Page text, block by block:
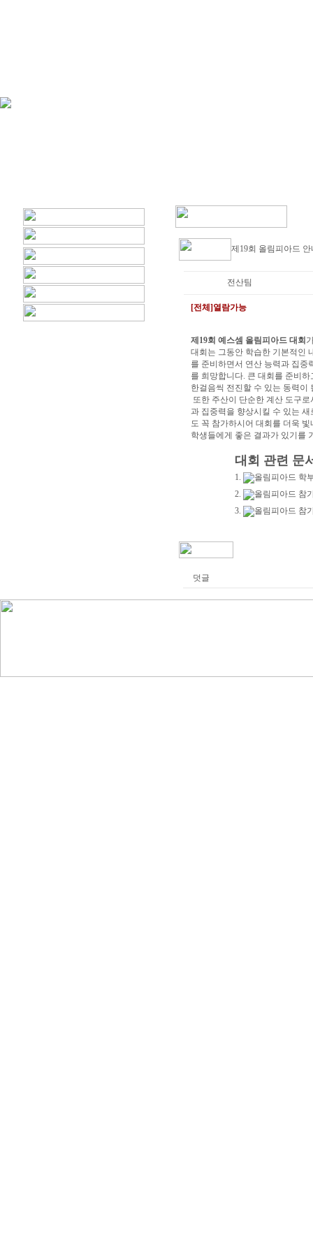
제19회 올림피아드
전산팀
[전체]열람가능
제19회 예스셈 올림피아드 대회
대회는 그동안 학습한 기본적인
를 준비하면서 연산 능력과 집중
를 희망합니다. 큰 대회를 준비
한걸음씩 전진할 수 있는 동력이
또한 주산이 단순한 계산 도구
과 집중력을 향상시킬 수 있는
도 꼭 참가하시어 대회를 더욱
학생들에게 좋은 결과가 있기를
대회 관련 문
1.
올림피아드 학
2.
올림피아드 참
3.
올림피아드 참
덧글